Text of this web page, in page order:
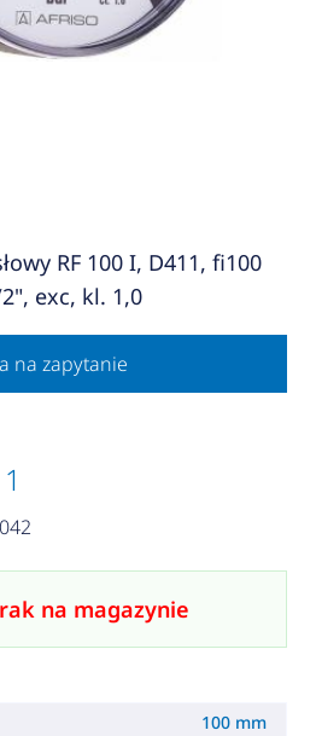
RF 100 I, D411, fi100
exc, kl. 1,0
na zapytanie
na magazynie
100 mm